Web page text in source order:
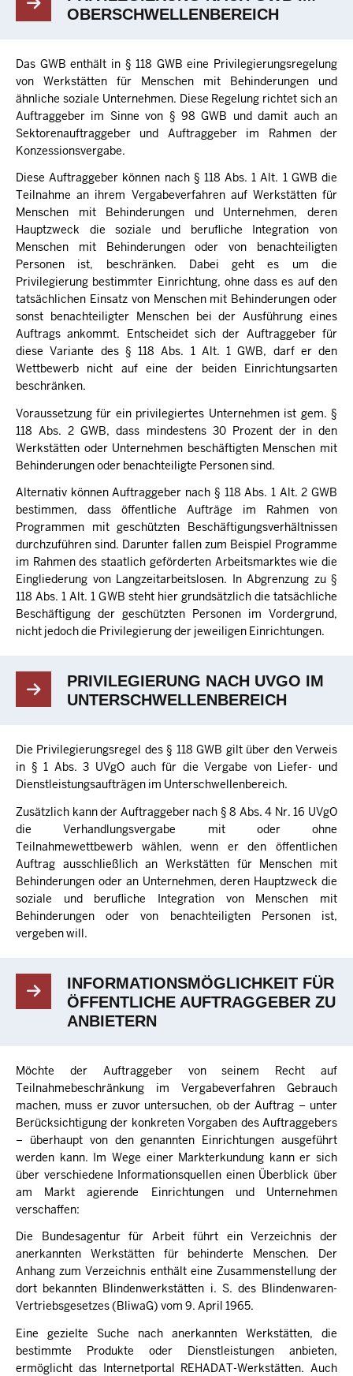
OBERSCHWELLENBEREICH
Das GWB enthält in § 118 GWB eine Privilegierungsregelung
von Werkstätten für Menschen mit Behinderungen und
ähnliche soziale Unternehmen. Diese Regelung richtet sich an
Auftraggeber im Sinne von § 98 GWB und damit auch an
Sektorenauftraggeber und Auftraggeber im Rahmen der
Konzessionsvergabe.
Diese Auftraggeber können nach § 118 Abs. 1 Alt. 1 GWB die
Teilnahme an ihrem Vergabeverfahren auf Werkstätten für
Menschen mit Behinderungen und Unternehmen, deren
Hauptzweck die soziale und berufliche Integration von
Menschen mit Behinderungen oder von benachteiligten
Personen ist, beschränken. Dabei geht es um die
Privilegierung bestimmter Einrichtung, ohne dass es auf den
tatsächlichen Einsatz von Menschen mit Behinderungen oder
sonst benachteiligter Menschen bei der Ausführung eines
Auftrags ankommt. Entscheidet sich der Auftraggeber für
diese Variante des § 118 Abs. 1 Alt. 1 GWB, darf er den
Wettbewerb nicht auf eine der beiden Einrichtungsarten
beschränken.
Voraussetzung für ein privilegiertes Unternehmen ist gem. §
118 Abs. 2 GWB, dass mindestens 30 Prozent der in den
Werkstätten oder Unternehmen beschäftigten Menschen mit
Behinderungen oder benachteiligte Personen sind.
Alternativ können Auftraggeber nach § 118 Abs. 1 Alt. 2 GWB
bestimmen, dass öffentliche Aufträge im Rahmen von
Programmen mit geschützten Beschäftigungsverhältnissen
durchzuführen sind. Darunter fallen zum Beispiel Programme
im Rahmen des staatlich geförderten Arbeitsmarktes wie die
Eingliederung von Langzeitarbeitslosen. In Abgrenzung zu §
118 Abs. 1 Alt. 1 GWB steht hier grundsätzlich die tatsächliche
Beschäftigung der geschützten Personen im Vordergrund,
nicht jedoch die Privilegierung der jeweiligen Einrichtungen.
PRIVILEGIERUNG NACH UVGO IM
UNTERSCHWELLENBEREICH
Die Privilegierungsregel des § 118 GWB gilt über den Verweis
in § 1 Abs. 3 UVgO auch für die Vergabe von Liefer- und
Dienstleistungsaufträgen im Unterschwellenbereich.
Zusätzlich kann der Auftraggeber nach § 8 Abs. 4 Nr. 16 UVgO
die Verhandlungsvergabe mit oder ohne
Teilnahmewettbewerb wählen, wenn er den öffentlichen
Auftrag ausschließlich an Werkstätten für Menschen mit
Behinderungen oder an Unternehmen, deren Hauptzweck die
soziale und berufliche Integration von Menschen mit
Behinderungen oder von benachteiligten Personen ist,
vergeben will.
INFORMATIONSMÖGLICHKEIT FÜR
ÖFFENTLICHE AUFTRAGGEBER ZU
ANBIETERN
Möchte der Auftraggeber von seinem Recht auf
Teilnahmebeschränkung im Vergabeverfahren Gebrauch
machen, muss er zuvor untersuchen, ob der Auftrag – unter
Berücksichtigung der konkreten Vorgaben des Auftraggebers
– überhaupt von den genannten Einrichtungen ausgeführt
werden kann. Im Wege einer Markterkundung kann er sich
über verschiedene Informationsquellen einen Überblick über
am Markt agierende Einrichtungen und Unternehmen
verschaffen:
Die Bundesagentur für Arbeit führt ein Verzeichnis der
anerkannten Werkstätten für behinderte Menschen. Der
Anhang zum Verzeichnis enthält eine Zusammenstellung der
dort bekannten Blindenwerkstätten i. S. des Blindenwaren-
Vertriebsgesetzes (BliwaG) vom 9. April 1965.
Eine gezielte Suche nach anerkannten Werkstätten, die
bestimmte Produkte oder Dienstleistungen anbieten,
ermöglicht das Internetportal REHADAT-Werkstätten. Auch